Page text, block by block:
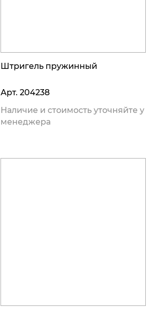
Штригель пружинный
Арт.204238
Наличие и стоимость уточняйте у
менеджера